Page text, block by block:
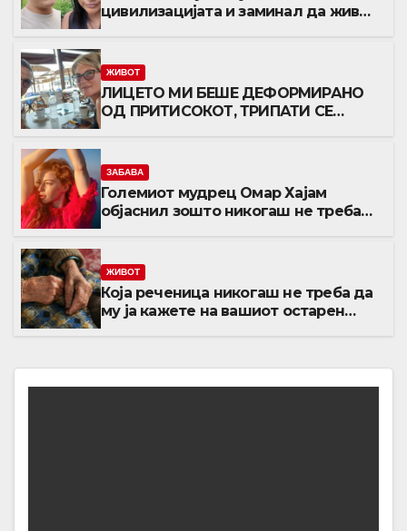
цивилизацијата и заминал да живее
опасно им се замерил, а го спасила
убавата Марија
ЖИВОТ
ЛИЦЕТО МИ БЕШЕ ДЕФОРМИРАНО
ОД ПРИТИСОКОТ, ТРИПАТИ СЕ
од авион!
ЗАБАВА
Големиот мудрец Омар Хајам
објаснил зошто никогаш не треба
најдобрите совети
ЖИВОТ
Која реченица никогаш не треба да
му ја кажете на вашиот остарен